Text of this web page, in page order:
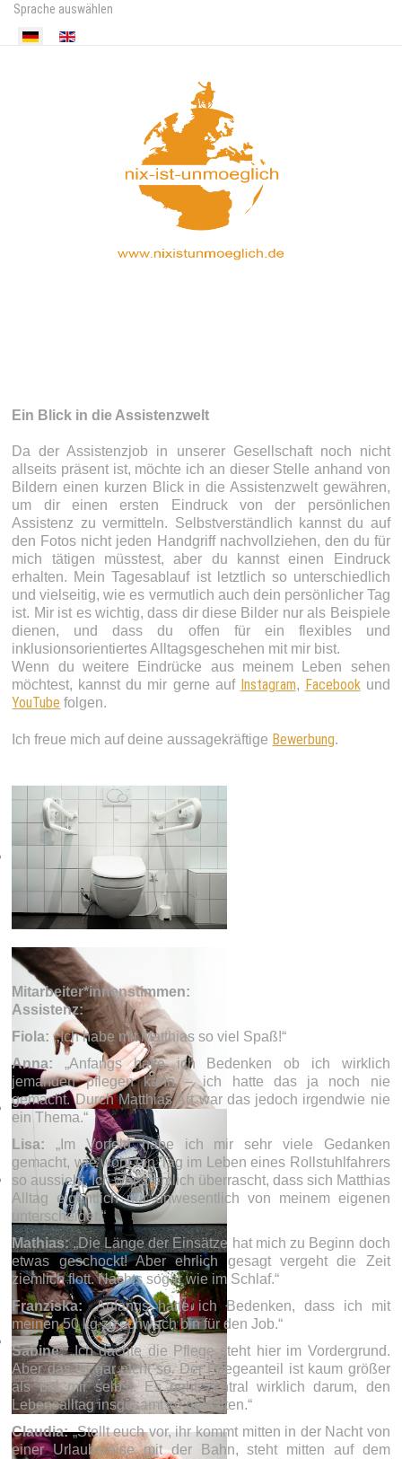
Sprache auswählen
Ein Blick in die Assistenzwelt
Da der Assistenzjob in unserer Gesellschaft noch nicht
allseits präsent ist, möchte ich an dieser Stelle anhand von
Bilderneinen kurzen Blick in die Assistenzwelt gewähren,
um dir einen ersten Eindruck von der persönlichen
Assistenz zu vermitteln. Selbstverständlich kannst du auf
den Fotos nicht jeden Handgriff nachvollziehen, den du für
mich tätigen müsstest, aber du kannst einen Eindruck
erhalten. Mein Tagesablauf ist letztlich so unterschiedlich
und vielseitig, wie es vermutlich auch dein persönlicher Tag
ist. Mir ist es wichtig, dass dir diese Bilder nur als Beispiele
dienen, und dass du offen für ein flexibles und
inklusionsorientiertes Alltagsgeschehen mit mir bist.
Wenn du weitere Eindrücke aus meinem Leben sehen
möchtest, kannst du mir gerne auf Instagram, Facebook und
YouTube folgen.
Ich freue mich auf deine aussagekräftige Bewerbung.
Mitarbeiter*innenstimmen:
Assistenz:
Fiola: „Ich habe mit Matthias so viel Spaß!“
Anna: „Anfangs hatte ich Bedenken ob ich wirklich
jemanden pflegen kann – ich hatte das ja noch nie
gemacht. Durch Matthias Art war das jedoch irgendwie nie
ein Thema.“
Lisa: „Im Vorfeld habe ich mir sehr viele Gedanken
gemacht, wie wohl ein Tag im Leben eines Rollstuhlfahrers
so aussieht. Ich war ziemlich überrascht, dass sich Matthias
Alltag eigentlich nur unwesentlich von meinem eigenen
unterscheidet.“
Mathias:„Die Länge der Einsätze hat mich zu Beginn doch
etwas geschockt! Aber ehrlich gesagt vergeht die Zeit
ziemlich flott. Nachts sogar wie im Schlaf.“
Franziska:„Anfangs hatte ich Bedenken, dass ich mit
meinen 50 kg zu schwach bin für den Job.“
Sabine:„Ich dachte die Pflege steht hier im Vordergrund.
Aber das ist gar nicht so. Der Pflegeanteil ist kaum größer
als bei mir selbst. Es geht zentral wirklich darum, den
Lebensalltag insgesamt zu gestalten.“
Claudia:„Stellt euch vor, ihr kommt mitten in der Nacht von
einer Urlaubsreise mit der Bahn, steht mitten auf dem